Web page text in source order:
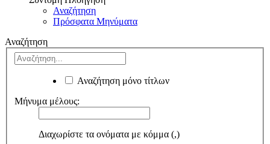
Αναζήτηση
Πρόσφατα Μηνύματα
Αναζήτηση
Αναζήτηση μόνο τίτλων
Μήνυμα μέλους:
Διαχωρίστε τα ονόματα με κόμμα (,)